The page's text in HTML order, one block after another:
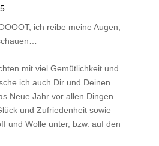
ich reibe meine Augen,
mit viel Gemütlichkeit und
ich auch Dir und Deinen
Neue Jahr vor allen Dingen
und Zufriedenheit sowie
und Wolle unter, bzw. auf den